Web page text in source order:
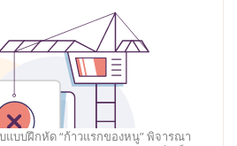
บบฝึกหัด “ก้าวแรกของหนู” พิจารณา